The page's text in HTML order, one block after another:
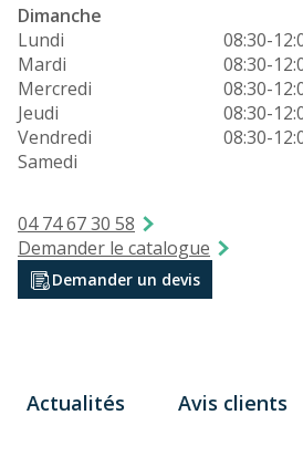
Dimanche
Lundi
08:30-
Mardi
08:30-
Mercredi
08:30-
Jeudi
08:30-
Vendredi
08:30-
Samedi
04 74 67 30 58
Demander le catalogue
Demander un devis
Actualités Avis clients